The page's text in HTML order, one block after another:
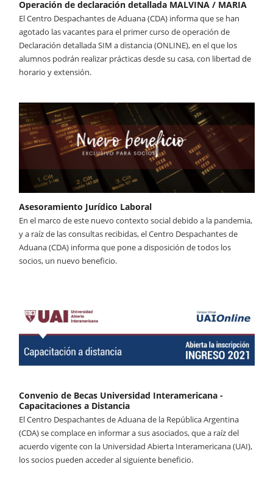
Operación de declaración detallada MALVINA / MARIA
El Centro Despachantes de Aduana (CDA) informa que se han
agotado las vacantes para el primer curso de operación de
Declaración detallada SIM a distancia (ONLINE), en el que los
alumnos podrán realizar prácticas desde su casa, con libertad de
horario y extensión.
Asesoramiento Jurídico Laboral
En el marco de este nuevo contexto social debido a la pandemia,
y a raíz de las consultas recibidas, el Centro Despachantes de
Aduana (CDA) informa que pone a disposición de todos los
socios, un nuevo beneficio.
Convenio de Becas Universidad Interamericana -
Capacitaciones a Distancia
El Centro Despachantes de Aduana de la República Argentina
(CDA) se complace en informar a sus asociados, que a raíz del
acuerdo vigente con la Universidad Abierta Interamericana (UAI),
los socios pueden acceder al siguiente beneficio.